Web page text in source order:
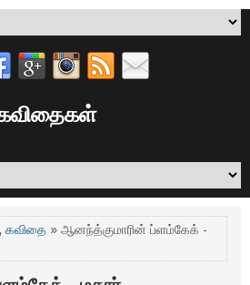
, கவிதை » ஆனந்த்குமாரின் ப்ளம்கேக் -